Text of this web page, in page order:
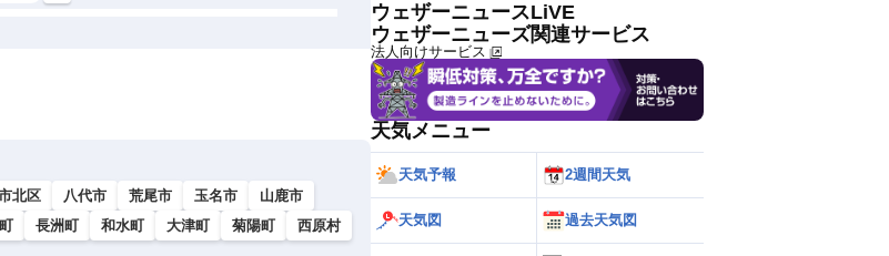
北区 八代市 荒尾市 玉名市
山鹿市
長洲町 和水町 大津町 菊陽町
西原村
ウェザーニュースLiVE
ウェザーニューズ関連サービス
法人向けサービス
天気メニュー
天気予報 2週間天気
天気図 過去天気図